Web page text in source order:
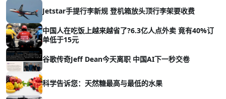
Jetstar手提行李新规 登机箱放头顶行李架要收费
中国人在吃饭上越来越省了?6.3亿人点外卖 竟有40%订
单低于15元
谷歌传奇Jeff Dean今天离职 中国AI下一秒交卷
科学告诉您：天然糖最高与最低的水果